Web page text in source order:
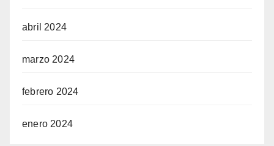
abril 2024
marzo 2024
febrero 2024
enero 2024